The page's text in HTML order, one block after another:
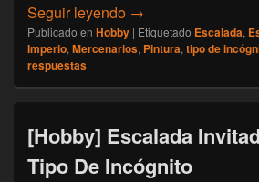
Seguir leyendo [Hobby] Escalada
→
Publicado en Hobby | Etiquetado Escalada,
Imperio, Mercenarios, Pintura, tipo de
respuestas
[Hobby] Escalada
Tipo De Incógnito